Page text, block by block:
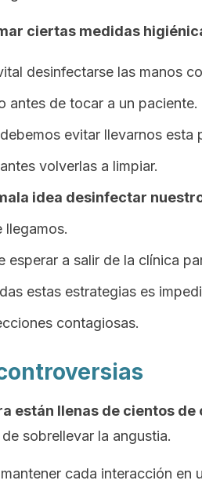
ciertas medidas
desinfectarse las manos
antes de tocar a un paciente.
evitar llevarnos esta
volverlas a limpiar.
idea desinfectar
llegamos.
esperar a salir de la clínica
estas estrategias es
contagiosas.
están llenas de cientos
sobrellevar la angustia.
cada interacción en